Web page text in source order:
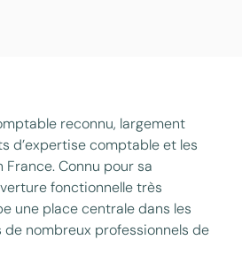
reconnu, largement
d’expertise comptable et les
France. Connu pour sa
fonctionnelle très
une place centrale dans les
nombreux professionnels de